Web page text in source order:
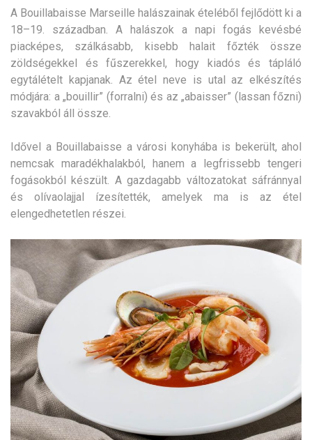
A Bouillabaisse Marseille halászainak ételéből fejlődött ki a
18–19. században. A halászok a napi fogás kevésbé
piacképes, szálkásabb, kisebb halait főzték össze
zöldségekkel és fűszerekkel, hogy kiadós és tápláló
egytálételt kapjanak. Az étel neve is utal az elkészítés
módjára: a „bouillir” (forralni) és az „abaisser” (lassan főzni)
szavakból áll össze.
Idővel a Bouillabaisse a városi konyhába is bekerült, ahol
nemcsak maradékhalakból, hanem a legfrissebb tengeri
fogásokból készült. A gazdagabb változatokat sáfránnyal
és olívaolajjal ízesítették, amelyek ma is az étel
elengedhetetlen részei.